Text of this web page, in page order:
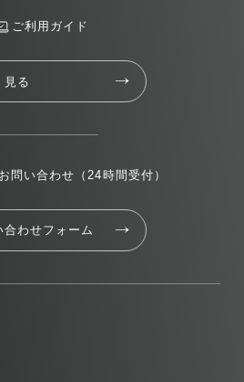
ご利用ガイド
見る
問い合わせ（24時間受付）
合わせフォーム